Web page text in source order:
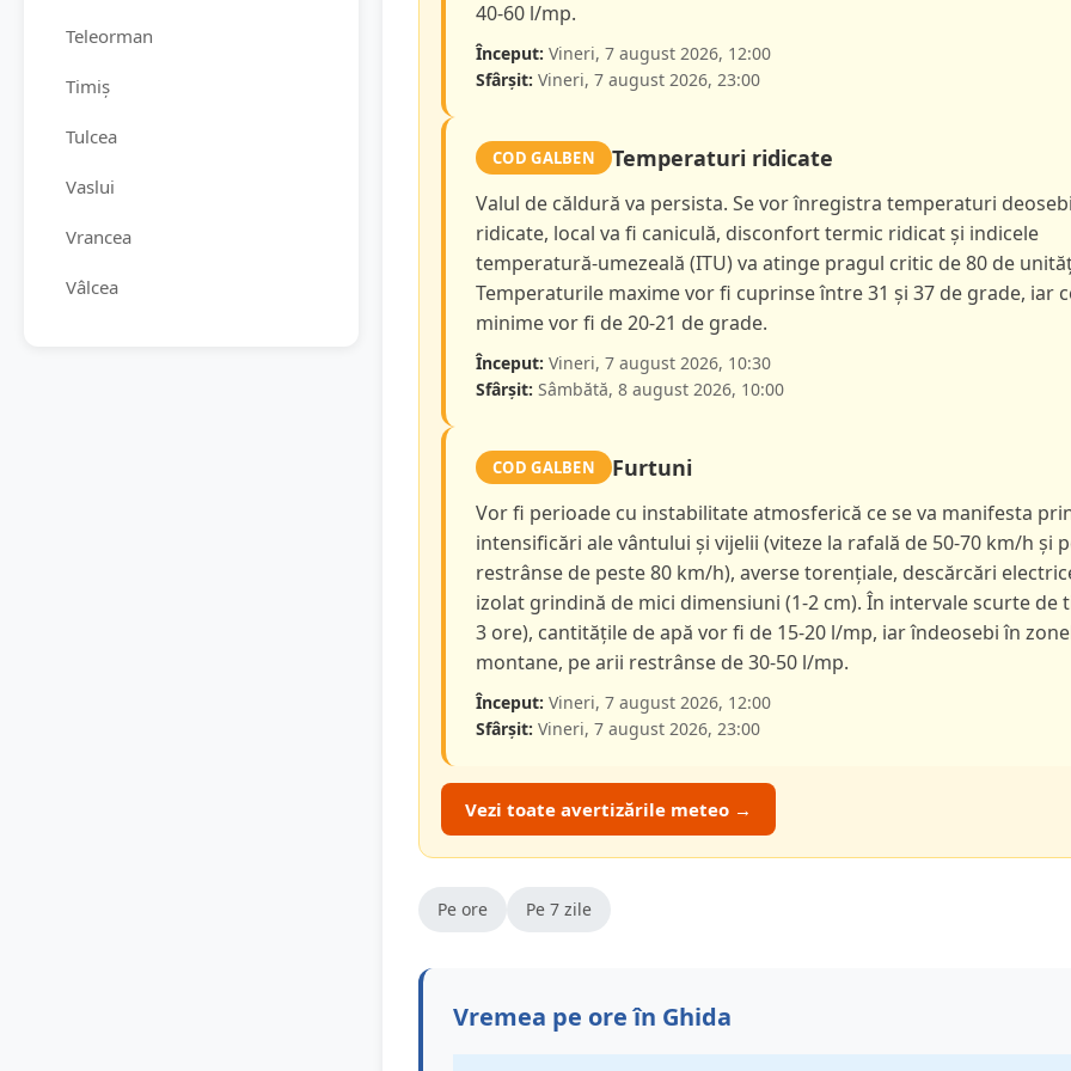
Teleorman
Timiș
Tulcea
Vaslui
Vrancea
Vâlcea
40-60 l/mp.
Început: Vineri, 7 august 2026, 12:00
Sfârșit: Vineri, 7 august 2026, 23:00
COD GALBEN Temperaturi ridicate
Valul de căldură va persista. Se vor înregistra temperaturi
ridicate, local va fi caniculă, disconfort termic ridicat și indicele
temperatură-umezeală (ITU) va atinge pragul critic de 80 de
Temperaturile maxime vor fi cuprinse între 31 și 37 de grade, iar
minime vor fi de 20-21 de grade.
Început: Vineri, 7 august 2026, 10:30
Sfârșit: Sâmbătă, 8 august 2026, 10:00
COD GALBEN Furtuni
Vor fi perioade cu instabilitate atmosferică ce se va manifesta
intensificări ale vântului și vijelii (viteze la rafală de 50-70 km/h și
restrânse de peste 80 km/h), averse torențiale, descărcări
izolat grindină de mici dimensiuni (1-2 cm). În intervale scurte de
3 ore), cantitățile de apă vor fi de 15-20 l/mp, iar îndeosebi în
montane, pe arii restrânse de 30-50 l/mp.
Început: Vineri, 7 august 2026, 12:00
Sfârșit: Vineri, 7 august 2026, 23:00
Vezi toate avertizările meteo →
Pe ore Pe 7 zile
Vremea pe ore în Ghida